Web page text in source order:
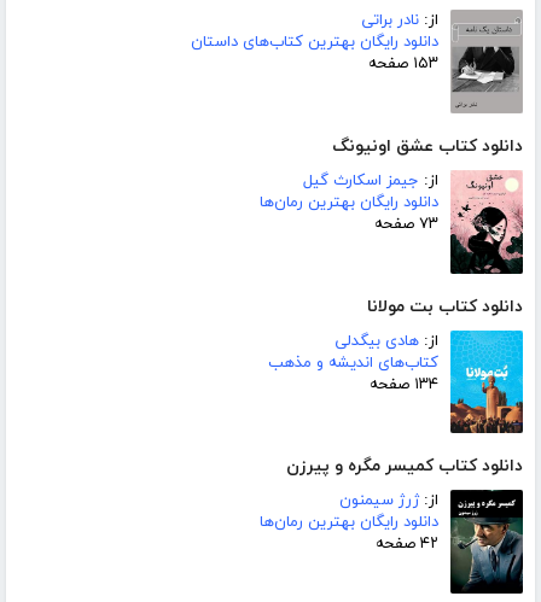
از: نادر براتی
دانلود رایگان بهترین کتاب‌های داستان
۱۵۳ صفحه
دانلود کتاب عشق اونیونگ
از: جیمز اسکارث گیل
دانلود رایگان بهترین رمان‌ها
۷۳ صفحه
دانلود کتاب بت مولانا
از: هادی بیگدلی
کتاب‌های اندیشه و مذهب
۱۳۴ صفحه
دانلود کتاب کمیسر مگره و پیرزن
از:ژرژ سیمنون
دانلود رایگان بهترین رمان‌ها
۴۲ صفحه